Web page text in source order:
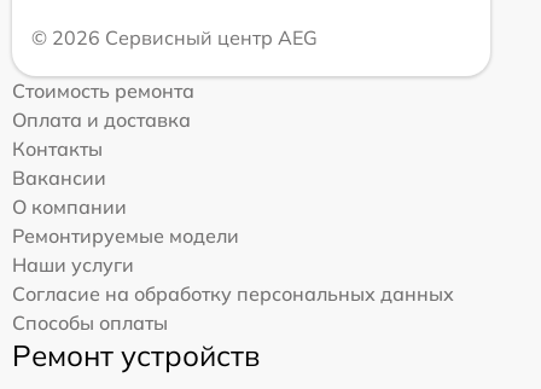
© 2026 Сервисный центр AEG
Стоимость ремонта
Оплата и доставка
Контакты
Вакансии
О компании
Ремонтируемые модели
Наши услуги
Согласие на обработку персональных данных
Способы оплаты
Ремонт устройств